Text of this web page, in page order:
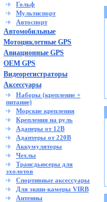
Гольф
Мультиспорт
Автоспорт
Автомобильные
Мотоциклетные GPS
Авиационные GPS
OEM GPS
Видеорегистраторы
Аксессуары
Наборы (крепление +
питание)
Морские крепления
Крепления на руль
Адаперы от 12В
Адаптеры от 220В
Аккумуляторы
Чехлы
Трансдьюсеры для
эхолотов
Спортивные аксессуары
Для экшн-камеры VIRB
Антенны